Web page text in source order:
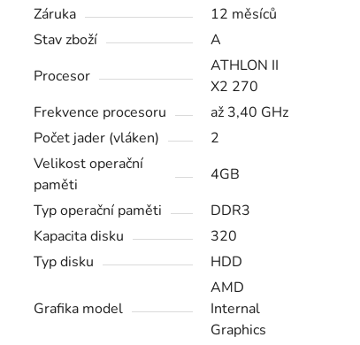
Záruka
12 měsíců
Stav zboží
A
Procesor
ATHLON II
X2 270
Frekvence procesoru
až 3,40 GHz
Počet jader (vláken)
2
Velikost operační
paměti
4GB
Typ operační paměti
DDR3
Kapacita disku
320
Typ disku
HDD
Grafika model
AMD
Internal
Graphics